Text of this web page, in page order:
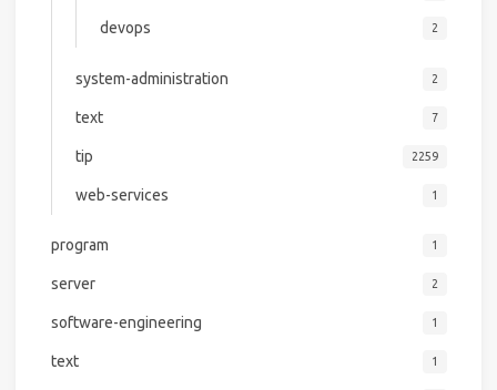
devops 2
system-administration 2
text 7
tip 2259
web-services 1
program 1
server 2
software-engineering 1
text 1